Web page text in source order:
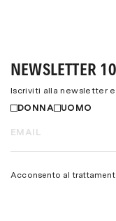
NEWSLETTER
Iscriviti alla newsletter
DONNA
UOMO
Acconsento al